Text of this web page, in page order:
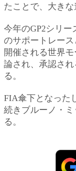
たことで、大きな
今年のGP2シリー
のサポートレー
開催される世界
論され、承認さ
る。
FIA傘下となった
続きブルーノ・
る。